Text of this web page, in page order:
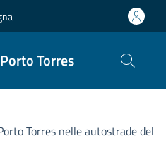
Torres
Torres nelle autostrade del